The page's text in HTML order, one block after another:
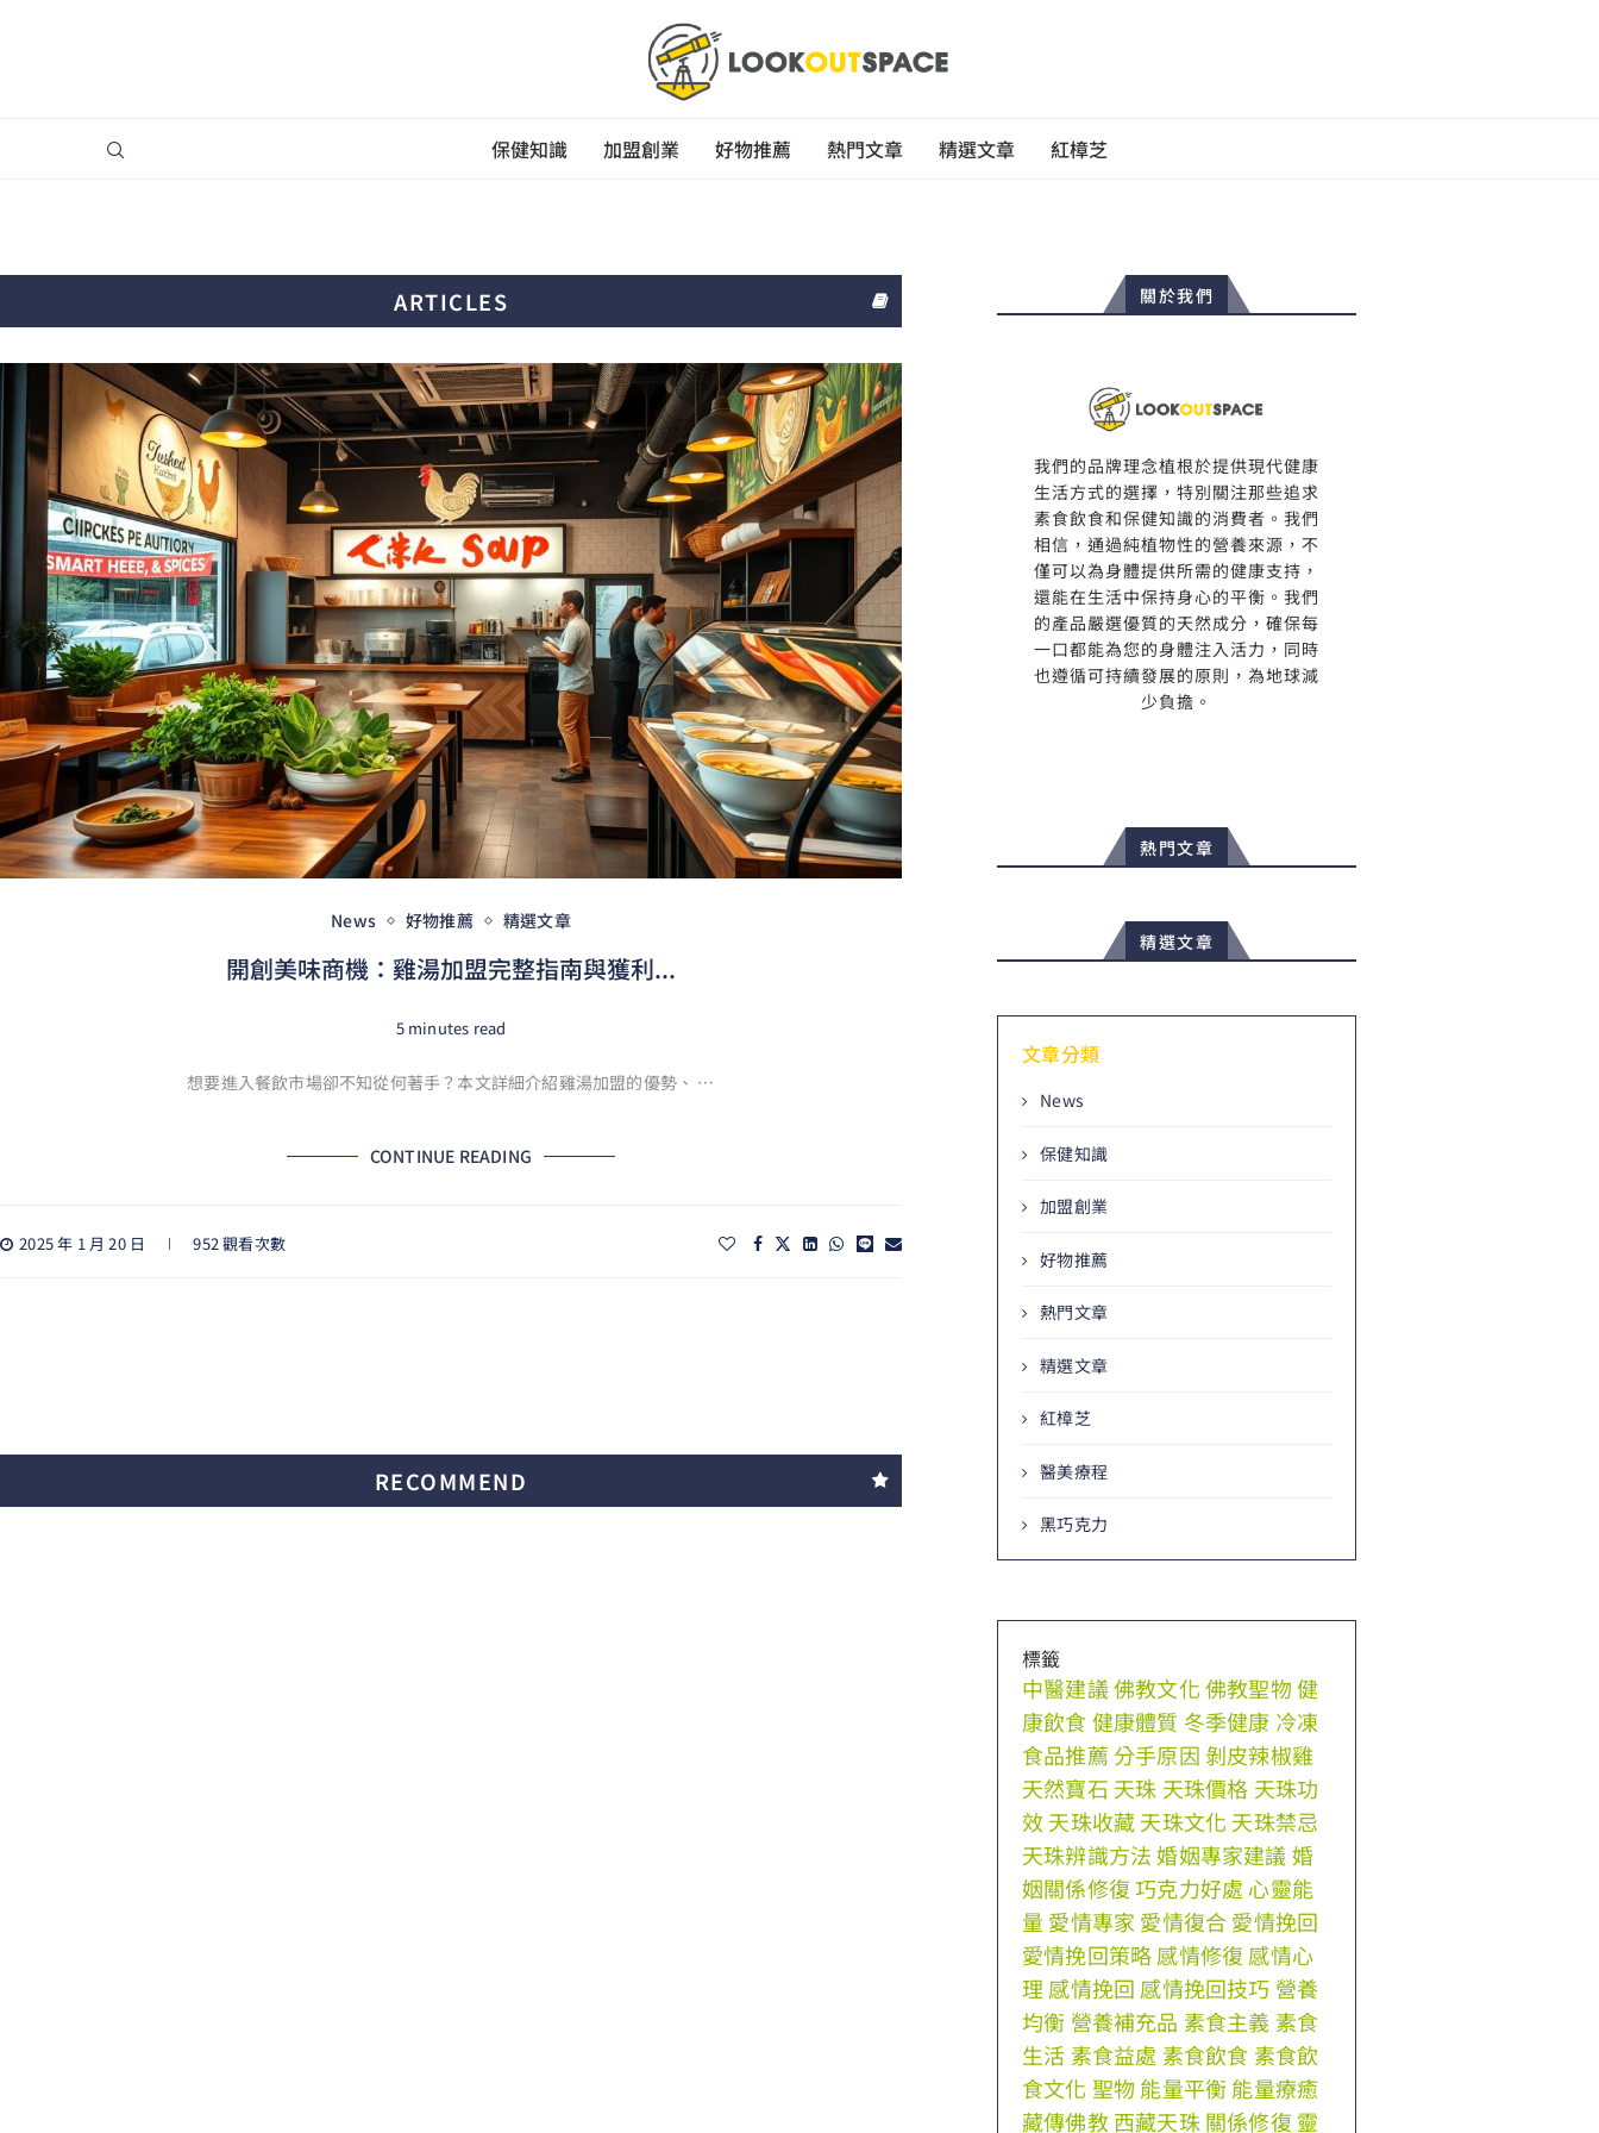
保健知識 加盟創業 好物推薦 熱門文章 精選文章 紅樟芝
ARTICLES
News 好物推薦 精選文章
開創美味商機：雞湯加盟完整指南與獲利...
5 minutes read
想要進入餐飲市場卻不知從何著手？本文詳細介紹雞湯加盟的優勢、 …
CONTINUE READING
2025 年 1 月 20 日 952 觀看次數
RECOMMEND
關於我們
我們的品牌理念植根於提供現代健康
生活方式的選擇，特別關注那些追求
素食飲食和保健知識的消費者。我們
相信，通過純植物性的營養來源，不
僅可以為身體提供所需的健康支持，
還能在生活中保持身心的平衡。我們
的產品嚴選優質的天然成分，確保每
一口都能為您的身體注入活力，同時
也遵循可持續發展的原則，為地球減
少負擔。
熱門文章
精選文章
文章分類
News
保健知識
加盟創業
好物推薦
熱門文章
精選文章
紅樟芝
醫美療程
黑巧克力
標籤
中醫建議佛教文化佛教聖物健
康飲食 健康體質 冬季健康 冷凍
食品推薦分手原因剝皮辣椒雞
天然寶石 天珠 天珠價格 天珠功
效天珠收藏天珠文化 天珠禁忌
天珠辨識方法 婚姻專家建議婚
姻關係修復 巧克力好處 心靈能
量 愛情專家愛情復合愛情挽回
愛情挽回策略感情修復 感情心
理感情挽回 感情挽回技巧 營養
均衡 營養補充品 素食主義 素食
生活 素食益處 素食飲食 素食飲
食文化 聖物能量平衡能量療癒
藏傳佛教西藏天珠關係修復 靈